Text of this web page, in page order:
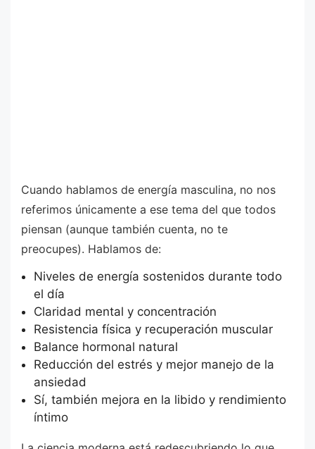
Cuando hablamos de energía masculina, no nos
referimos únicamente a ese tema del que todos
piensan (aunque también cuenta, no te
preocupes). Hablamos de:
Niveles de energía sostenidos durante todo
el día
Claridad mental y concentración
Resistencia física y recuperación muscular
Balance hormonal natural
Reducción del estrés y mejor manejo de la
ansiedad
Sí, también mejora en la libido y rendimiento
íntimo